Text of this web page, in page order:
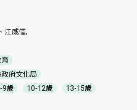
江威儒,
育
政府文化局
9歲 10-12歲
13-15歲